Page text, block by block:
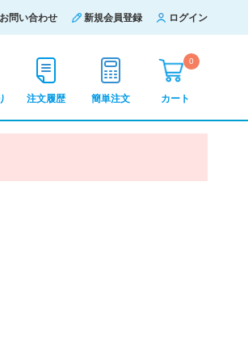
お問い合わせ 新規会員登録 ログイン
注文履歴 簡単注文
0
カート